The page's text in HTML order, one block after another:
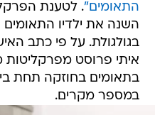
התאומים". לטענת
השנה את ילדיו התאומים
בגולגולת. על פי כתב
איתי פרוסט
בתאומים בחוזקה תחת
במספר מקרים.